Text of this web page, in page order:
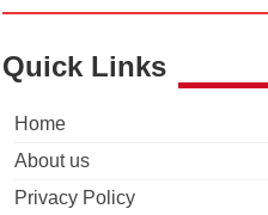
Quick Links
Home
About us
Privacy Policy